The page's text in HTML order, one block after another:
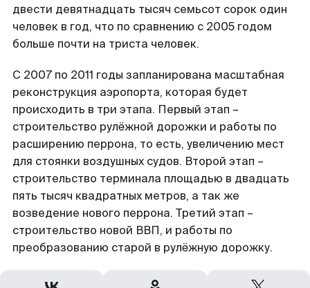
двести девятнадцать тысяч семьсот сорок один
человек в год, что по сравнению с 2005 годом
больше почти на триста человек.
С 2007 по 2011 годы запланирована масштабная
реконструкция аэропорта, которая будет
происходить в три этапа. Первый этап –
строительство рулёжной дорожки и работы по
расширению перрона, то есть, увеличению мест
для стоянки воздушных судов. Второй этап –
строительство терминала площадью в двадцать
пять тысяч квадратных метров, а так же
возведение нового перрона. Третий этап –
строительство новой ВВП, и работы по
преобразованию старой в рулёжную дорожку.